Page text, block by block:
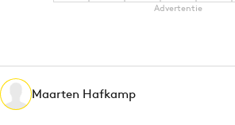
Martech
Media
Merkstrategie
Advertentie
Maarten Hafkamp